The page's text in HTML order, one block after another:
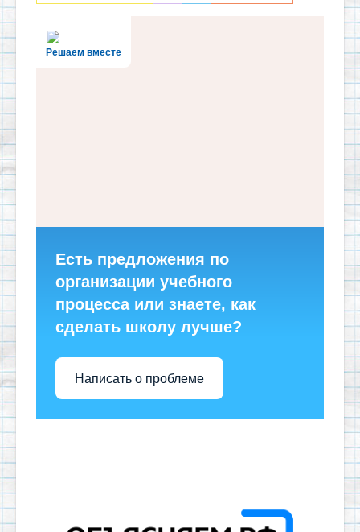
Решаем вместе
Есть предложения по
организации учебного
процесса или знаете, как
сделать школу лучше?
Написать о проблеме